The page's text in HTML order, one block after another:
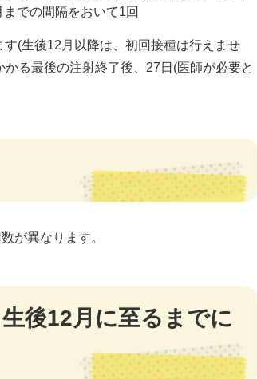
での間隔をおいて1回
(生後12月以降は、初回接種は行えませ
る最後の注射終了後、27日(医師が必要と
が異なります。
後12月に至るまでに